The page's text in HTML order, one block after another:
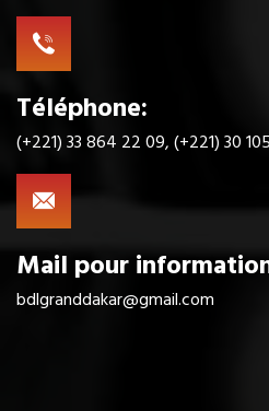
Téléphone:
(+221) 33 864 22 09, (+221) 30
Mail pour
bdlgranddakar@gmail.com